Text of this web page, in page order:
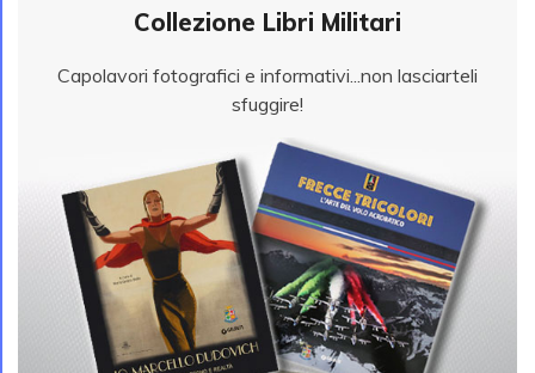
Collezione Libri Militari
Capolavori fotografici e informativi...non lasciarteli
sfuggire!